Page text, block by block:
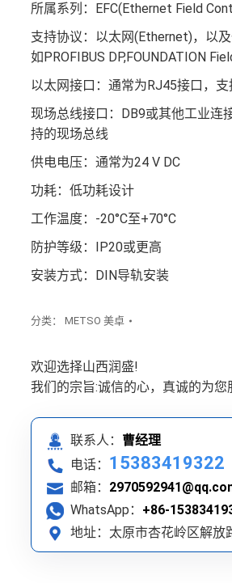
所属系列：EFC(Ethernet Field
支持协议：以太网(Ethernet)，以
如PROFIBUS DP,FOUNDATION
以太网接口：通常为RJ45接口，
现场总线接口：DB9或其他工业连
持的现场总线
供电电压：通常为24 V DC
功耗：低功耗设计
工作温度：-20°C至+70°C
防护等级：IP20或更高
安装方式：DIN导轨安装
分类： METSO 美卓
欢迎选择山西润盛!
我们的宗旨:诚信的心，真诚的为您
联系人： 曹经理
电话： 15383419322
邮箱：
WhatsApp： +86-
地址：太原市杏花岭区解放